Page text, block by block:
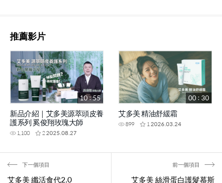
推薦影片
新品介紹｜艾多美源萃頭皮養
護系列 奚俊翔玫瑰大師
1,100 22025.08.27
10 : 55
艾多美 精油舒緩霜
899 12026.03.24
00 : 30
下一個項目
艾多美 纖活食代2.0
前一個項目
艾多美 絲滑蛋白護髮慕斯